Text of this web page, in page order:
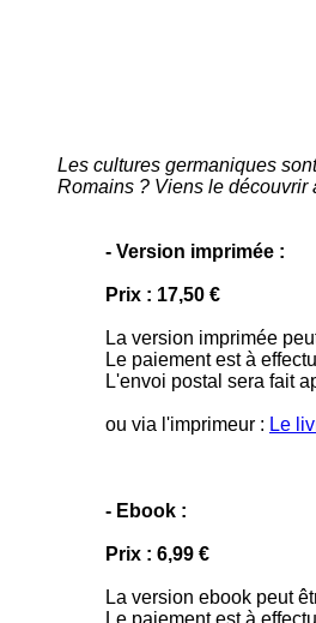
Les cultures germaniques
Romains ? Viens le découvrir
- Version imprimée :
Prix : 17,50 €
La version imprimée
Le paiement est à
L'envoi postal sera fait
ou via l'imprimeur : Le
- Ebook :
Prix : 6,99 €
La version ebook peut
Le paiement est à